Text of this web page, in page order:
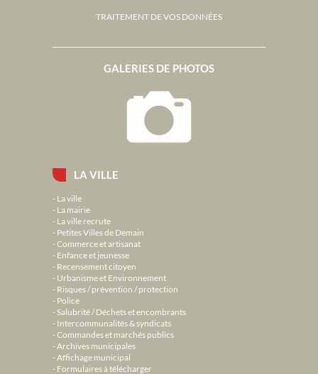
LA VILLE
La ville
La mairie
La ville recrute
Petites Villes de Demain
Commerce et artisanat
Enfance et jeunesse
Recensement citoyen
Urbanisme et Environnement
Risques / prévention / protection
Police
Salubrité / Déchets et encombrants
Intercommunalités & syndicats
Commandes et marchés publics
Archives municipales
Affichage municipal
Formulaires à télécharger
GALERIES DE PHOTOS
TRAITEMENT DE VOS DONNÉES